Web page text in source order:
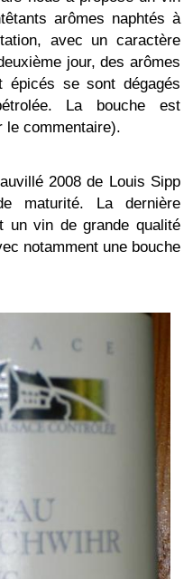
arômes naphtés à
avec un caractère
jour, des arômes
épicés se sont dégagés
La bouche est
le commentaire).
2008 de Louis Sipp
maturité. La dernière
un vin de grande qualité
notamment une bouche